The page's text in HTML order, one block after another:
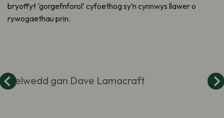
bryoffyt ‘gorgefnforol’ cyfoethog sy’n cynnwys llawer o
rywogaethau prin.
Delwedd gan Dave Lamacraft